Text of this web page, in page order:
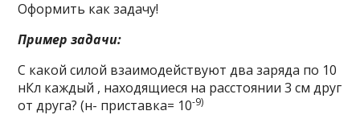
Оформить как задачу!
Пример задачи:
С какой силой взаимодействуют два заряда по 10
нКл каждый , находящиеся на расстоянии 3 см друг
от друга? (н- приставка= 10-9)